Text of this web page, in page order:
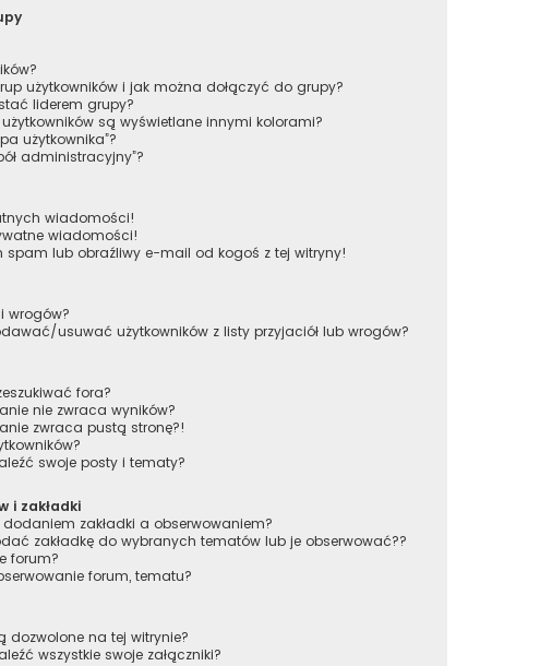
użytkowników i jak można dołączyć do grupy?
liderem grupy?
są wyświetlane innymi kolorami?
użytkownika”?
administracyjny”?
wiadomości!
wiadomości!
spam lub obraźliwy e-mail od kogoś z tej witryny!
wrogów?
usuwać użytkowników z listy przyjaciół lub wrogów?
fora?
nie zwraca wyników?
zwraca pustą stronę?!
swoje posty i tematy?
i zakładki
zakładki a obserwowaniem?
zakładkę do wybranych tematów lub je obserwować??
forum?
forum, tematu?
dozwolone na tej witrynie?
wszystkie swoje załączniki?